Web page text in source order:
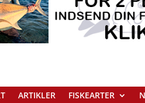
ARTIKLER FISKEARTER